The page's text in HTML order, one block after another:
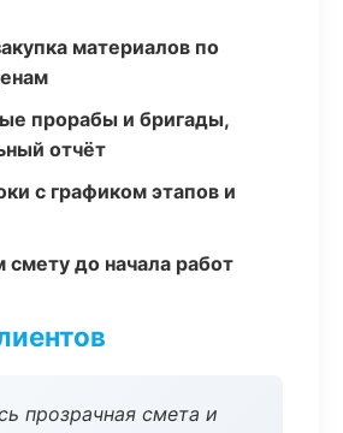
материалов по
прорабы и бригады,
отчёт
с графиком этапов и
до начала работ
прозрачная смета и